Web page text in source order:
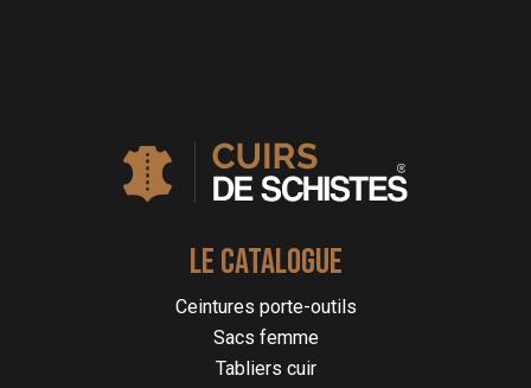
LE CATALOGUE
Ceintures porte-outils
Sacs femme
Tabliers cuir